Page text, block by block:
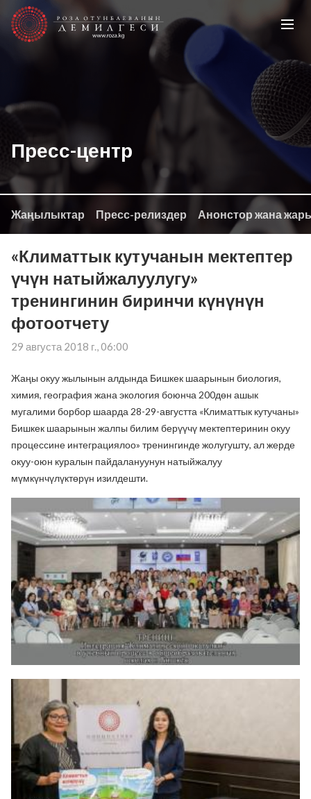
Пресс-центр
Жаңылыктар Пресс-релиздер Анонстор жана
«Климаттык кутучанын мектептер
үчүн натыйжалуулугу»
тренингинин биринчи күнүнүн
фотоотчету
29 августа 2018 г., 06:00
Жаңы окуу жылынын алдында Бишкек шаарынын биология,
химия, география жана экология боюнча 200дөн ашык
мугалими борбор шаарда 28-29-августта «Климаттык кутучаны»
Бишкек шаарынын жалпы билим берүүчү мектептеринин окуу
процессине интеграциялоо» тренингинде жолугушту, ал жерде
окуу-оюн куралын пайдалануунун натыйжалуу
мүмкүнчүлүктөрүн изилдешти.